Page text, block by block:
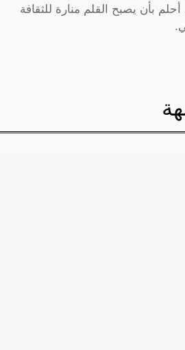
بأن يصبح القلم منارة للثقافة